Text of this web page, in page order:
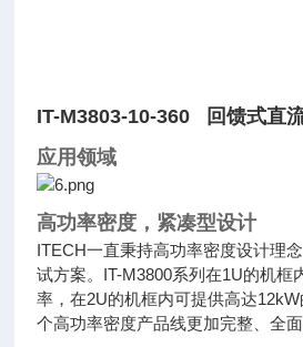
IT-M3803-10-360 回馈式直
应用领域
高功率密度，紧凑型设计
ITECH一直秉持高功率密度设计理
试方案。IT-M3800系列在1U的机框
率，在2U的机框内可提供高达
个高功率密度产品线更加完整、全面